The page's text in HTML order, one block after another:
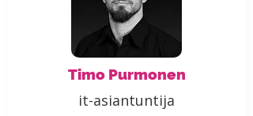
Timo Purmonen
it-asiantuntija